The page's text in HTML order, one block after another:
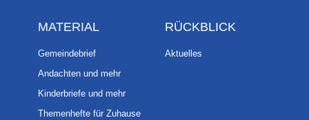
MATERIAL
Gemeindebrief
Andachten und mehr
Kinderbriefe und mehr
Themenhefte für Zuhause
RÜCKBLICK
Aktuelles